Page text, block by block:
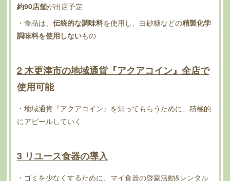
約90店舗が出店予定
・食品は、 伝統的な調味料を使用し、白砂糖などの精製化学
調味料を使用しないもの
2 木更津市の地域通貨『アクアコイン』全店で
使用可能
・地域通貨『アクアコイン』を知ってもらうために、積極的
にアピールしていく
3 リユース食器の導入
・ゴミを少なくするために、マイ食器の啓蒙活動&レンタル